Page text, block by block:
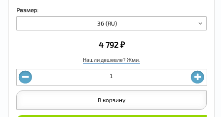
Размер:
36 (RU)
Нашли дешевле? Жми.
4 792 ₽
В корзину